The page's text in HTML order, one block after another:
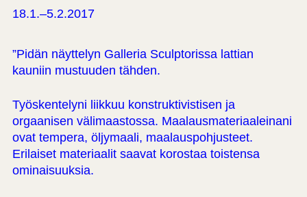
18.1.–5.2.2017
”Pidän näyttelyn Galleria Sculptorissa lattian
kauniin mustuuden tähden.
Työskentelyni liikkuu konstruktivistisen ja
orgaanisen välimaastossa. Maalausmateriaaleinani
ovat tempera, öljymaali, maalauspohjusteet.
Erilaiset materiaalit saavat korostaa toistensa
ominaisuuksia.